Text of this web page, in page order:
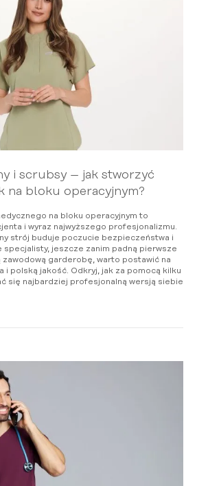
i scrubsy – jak stworzyć
na bloku operacyjnym?
na bloku operacyjnym to
i wyraz najwyższego profesjonalizmu.
strój buduje poczucie bezpieczeństwa i
jeszcze zanim padną pierwsze
zawodową garderobę, warto postawić na
i polską jakość. Odkryj, jak za pomocą kilku
się najbardziej profesjonalną wersją siebie